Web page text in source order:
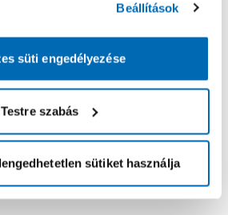
Beállítások
süti engedélyezése
Testre szabás
sütiket használja